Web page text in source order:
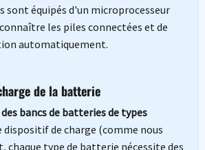
sont équipés d'un microprocesseur
les piles connectées et de
automatiquement.
de la batterie
bancs de batteries de types
dispositif de charge (comme nous
chaque type de batterie nécessite des